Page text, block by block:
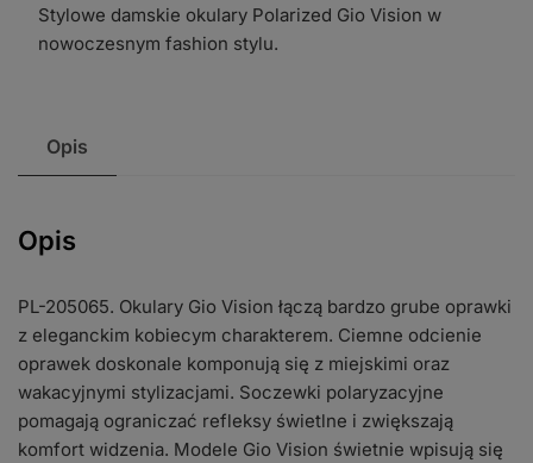
Stylowe damskie okulary Polarized Gio Vision w
nowoczesnym fashion stylu.
Opis
Opis
PL-205065. Okulary Gio Vision łączą bardzo grube oprawki
z eleganckim kobiecym charakterem. Ciemne odcienie
oprawek doskonale komponują się z miejskimi oraz
wakacyjnymi stylizacjami. Soczewki polaryzacyjne
pomagają ograniczać refleksy świetlne i zwiększają
komfort widzenia. Modele Gio Vision świetnie wpisują się